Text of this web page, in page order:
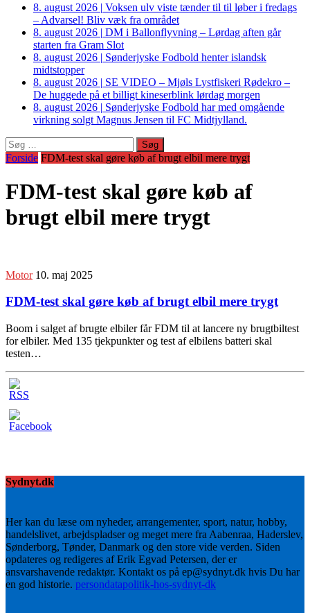
8. august 2026 | Voksen ulv viste tænder til til løber i fredags
– Advarsel! Bliv væk fra området
8. august 2026 | DM i Ballonflyvning – Lørdag aften går
starten fra Gram Slot
8. august 2026 | Sønderjyske Fodbold henter islandsk
midtstopper
8. august 2026 | SE VIDEO – Mjøls Lystfiskeri Rødekro –
De huggede på et billigt kineserblink lørdag morgen
8. august 2026 | Sønderjyske Fodbold har med omgående
virkning solgt Magnus Jensen til FC Midtjylland.
Søg
efter:
Forside FDM-test skal gøre køb af brugt elbil mere trygt
FDM-test skal gøre køb af
brugt elbil mere trygt
Motor 10. maj 2025
FDM-test skal gøre køb af brugt elbil mere trygt
Boom i salget af brugte elbiler får FDM til at lancere ny brugtbiltest
for elbiler. Med 135 tjekpunkter og test af elbilens batteri skal
testen…
Sydnyt.dk
Her kan du læse om nyheder, arrangementer, sport, natur, hobby,
handelslivet, arbejdspladser og meget mere fra Aabenraa, Haderslev,
Sønderborg, Tønder, Danmark og den store vide verden. Siden
opdateres og redigeres af Erik Egvad Petersen, der er
ansvarshavende redaktør. Kontakt os på ep@sydnyt.dk hvis Du har
en god historie. persondatapolitik-hos-sydnyt-dk